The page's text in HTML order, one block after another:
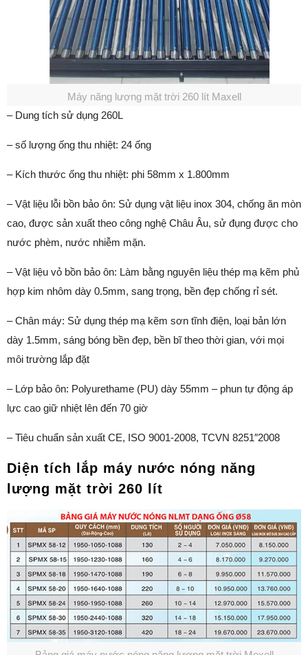
Máy năng lượng mặt trời 260 lít Maxell
– Dung tích sử dụng 260L
– số lượng ống thu nhiệt: 24 ống
– Kích thước ống thu nhiệt: phi 58mm x 1.800mm
– Vật liệu lỗi bồn bảo ôn: Sử dụng vật liệu inox 304, chống ăn mòn
cao, được sản xuất theo công nghệ Châu Âu, sử đụng được cho
nước phèm, nước nhiễm mặn.
– Vật liệu vỏ bồn bảo ôn: Làm bằng nguyên liệu thép mạ kẽm phủ
hợp kim nhôm dày 0.5mm, sang trọng, bền đẹp chống rỉ sét.
– Chân máy: Sử dụng thép mạ kẽm sơn tĩnh điện, loại bản lớn
dày 1.5mm, sáng bóng bền đẹp, bền bĩ theo thời gian, với mọi
môi trường lắp đặt
– Lớp bảo ôn: Polyurethame (PU) dày 55mm – phun tự động áp
lực cao giữ nhiệt lên đến 70 giờ
– Tiêu chuẩn sản xuất CE, ISO 9001-2008, TCVN 8251″2008
Diện tích lắp máy nước nóng năng
lượng mặt trời 260 lít